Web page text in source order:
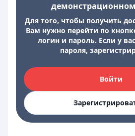
Для того, чтобы получить
Вам нужно перейти по
логин и пароль. Если у
пароля,
Войти